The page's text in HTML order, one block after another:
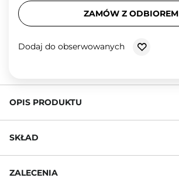
ZAMÓW Z ODBIOREM
Dodaj do obserwowanych
OPIS PRODUKTU
SKŁAD
ZALECENIA